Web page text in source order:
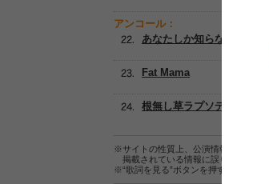
アンコール：
あなたしか知らない朝
Fat Mama
根無し草ラプソディー
※サイトの性質上、公演情報およびセ
掲載されている情報に誤りがある場
※“歌詞を見る”ボタンを押すと、株式